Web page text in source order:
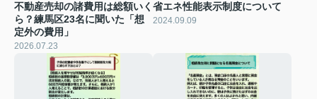
不動産売却の諸費用は総額いく
ら？練馬区23名に聞いた「想
定外の費用」
2026.07.23
省エネ性能表示制度について
2024.09.09